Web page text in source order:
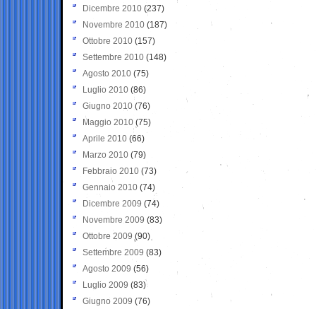
Dicembre 2010 (237)
Novembre 2010 (187)
Ottobre 2010 (157)
Settembre 2010 (148)
Agosto 2010 (75)
Luglio 2010 (86)
Giugno 2010 (76)
Maggio 2010 (75)
Aprile 2010 (66)
Marzo 2010 (79)
Febbraio 2010 (73)
Gennaio 2010 (74)
Dicembre 2009 (74)
Novembre 2009 (83)
Ottobre 2009 (90)
Settembre 2009 (83)
Agosto 2009 (56)
Luglio 2009 (83)
Giugno 2009 (76)